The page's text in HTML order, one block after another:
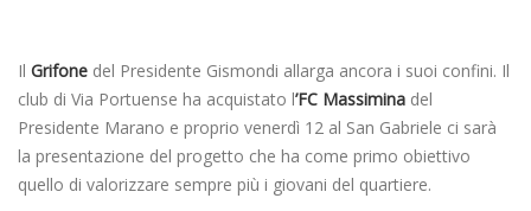
Il Grifone del Presidente Gismondi allarga ancora i suoi confini. Il
club di Via Portuense ha acquistato l’FC Massimina del
Presidente Marano e proprio venerdì 12 al San Gabriele ci sarà
la presentazione del progetto che ha come primo obiettivo
quello di valorizzare sempre più i giovani del quartiere.